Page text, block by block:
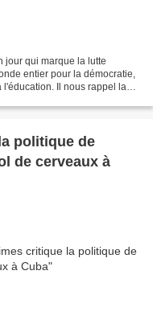
jour qui marque la lutte
entier pour la démocratie,
l'éducation. Il nous rappel la
politique de
de cerveaux à